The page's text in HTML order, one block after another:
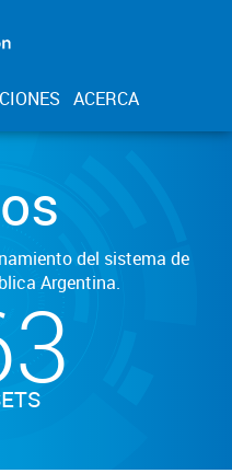
ACERCA
del sistema de
Argentina.